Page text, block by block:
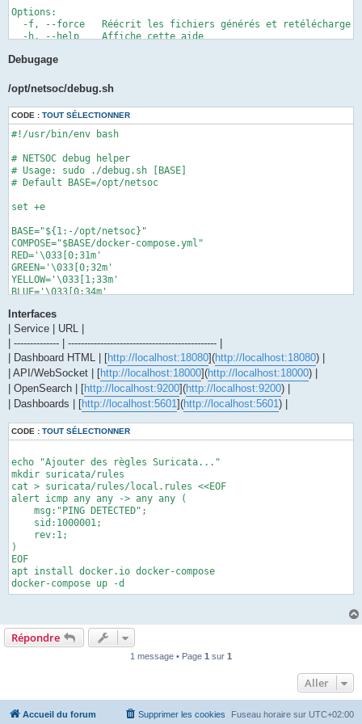
Debugage
/opt/netsoc/debug.sh
CODE : TOUT SÉLECTIONNER
#!/usr/bin/env bash
# NETSOC debug helper
# Usage: sudo ./debug.sh [BASE]
# Default BASE=/opt/netsoc
set +e
BASE="${1:-/opt/netsoc}"
COMPOSE="$BASE/docker-compose.yml"
RED='\033[0;31m'
GREEN='\033[0;32m'
YELLOW='\033[1;33m'
BLUE='\033[0;34m'
ERRORS=0
WARNINGS=0
ok()   { echo -e "${GREEN}[ OK ]${NC} $*"; }
warn() { echo -e "${YELLOW}[WARN]${NC} $*";
fail() { echo -e "${RED}[FAIL]${NC} $*";
info() { echo -e "${BLUE}[INFO]${NC} $*"; }
hr() { echo; echo
command -v "$1" >/dev/null 2>&1 && ok "Commande
}
check_port() {
    local port="$1"
    local name="$2"
if ss -ltnp 2>/dev/null | awk '{print $4}' | grep -Eq
        ok "$name écoute sur le port TCP $port"
ss -ltnp 2>/dev/null | grep -E "(:|\.)${port}\s" ||
    else
        fail "$name n'écoute pas sur le port TCP $port"
    fi
curl_check() {
    local url="$1"
    local code
code="$(curl -k -sS --max-time 5 -o "$tmp" -w
Interfaces
| Service | URL |
| -------------- | ---------------------------------------------- |
| Dashboard HTML | [http://localhost:18080](http://localhost:18080) |
| API/WebSocket | [http://localhost:18000](http://localhost:18000) |
| OpenSearch | [http://localhost:9200](http://localhost:9200) |
| Dashboards | [http://localhost:5601](http://localhost:5601) |
CODE : TOUT SÉLECTIONNER
echo "Ajouter des règles Suricata..."
mkdir suricata/rules
cat > suricata/rules/local.rules <<EOF
alert icmp any any -> any any (
    msg:"PING DETECTED";
    sid:1000001;
    rev:1;
)
EOF
apt install docker.io docker-compose
docker-compose up -d
Répondre
1 message • Page 1 sur 1
Aller
Accueil du forum Fuseau horaire sur UTC+02:00
Supprimer les cookies